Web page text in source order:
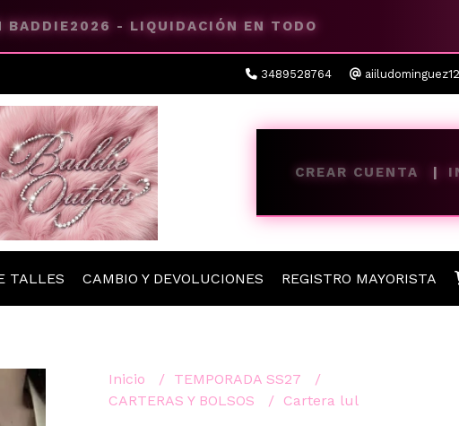
BADDIE2026 - LIQUIDACIÓN EN TODO
3489528764
CREAR CUENTA
TALLES CAMBIO Y DEVOLUCIONES REGISTRO MAYORISTA
Inicio
TEMPORADA SS27
CARTERAS Y BOLSOS
Cartera lul